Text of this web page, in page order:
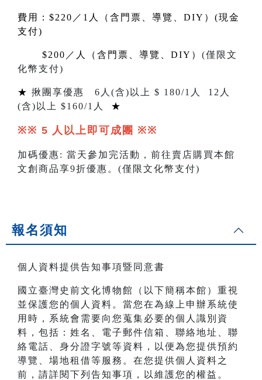
費用：$220／1人（含門票、導覽、DIY）(現金
支付)
$200 ／人（含門票、導覽、DIY） (僅限文
化幣支付)
★ 揪團享優惠 6 人 (含) 以上 $ 180/1 人 12 人
(含) 以上 $160/1人 ★
※※ 5 人以上即可成團 ※※
加碼優惠: 當天參加完活動，前往賣店購買本館
文創商品享9折優惠。 (僅限文化幣支付)
報名須知
個人資料提供告知事項暨同意書
國立臺灣史前文化博物館（以下簡稱本館）重視
並保護您的個人資料。當您在為線上申辦系統使
用時，系統會需要向您蒐集必要的個人識別資
料，包括：姓名、電子郵件信箱、聯絡地址、聯
絡電話、身分證字號等資料，以便為您提供預約
導覽、場地租借等服務。在您提供個人資料之
前，請詳閱下列告知事項，以維護您的權益。